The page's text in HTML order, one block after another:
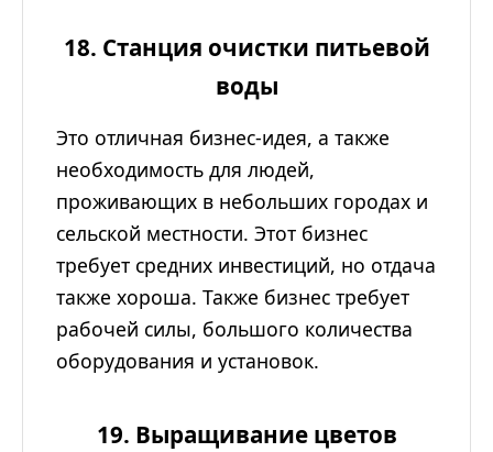
18. Станция очистки питьевой
воды
Это отличная бизнес-идея, а также
необходимость для людей,
проживающих в небольших городах и
сельской местности. Этот бизнес
требует средних инвестиций, но отдача
также хороша. Также бизнес требует
рабочей силы, большого количества
оборудования и установок.
19. Выращивание цветов